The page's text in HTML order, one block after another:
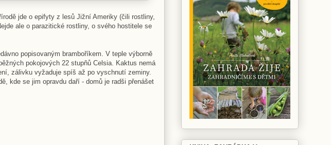
jde o epifyty z lesů Jižní Ameriky (čili rostliny,
ale o parazitické rostliny, o svého hostitele se
popisovaným bramboříkem. V teple výborně
pokojových 22 stupňů Celsia. Kaktus nemá
zálivku vyžaduje spíš až po vyschnutí zeminy.
kde se jim opravdu daří - domů je radši přenášet